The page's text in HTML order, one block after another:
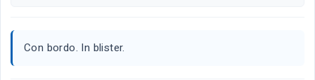
Con bordo. In blister.